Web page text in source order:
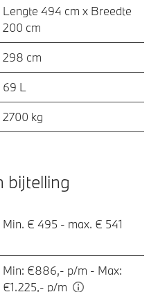
Lengte 494 cm x Breedte
200 cm
298 cm
69 L
2700 kg
bijtelling
Min. € 495 - max. € 541
Min: €886,- p/m - Max:
€1.225,- p/m